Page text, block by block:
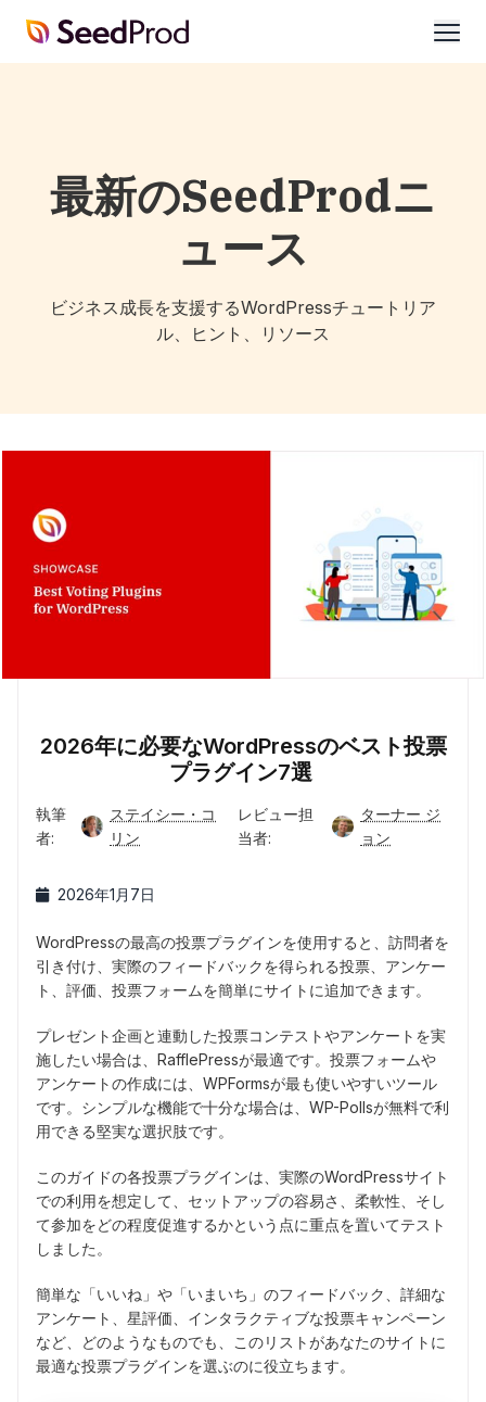
SeedProd
最新のSeedProdニ
ュース
ビジネス成長を支援するWordPressチュートリア
ル、ヒント、リソース
2026年に必要なWordPressのベスト投票
プラグイン7選
執筆
者:
ステイシー・コ
リン
レビュー担
当者:
ターナー ジ
ョン
2026年1月7日
WordPressの最高の投票プラグインを使用すると、訪問者を
引き付け、実際のフィードバックを得られる投票、アンケー
ト、評価、投票フォームを簡単にサイトに追加できます。
プレゼント企画と連動した投票コンテストやアンケートを実
施したい場合は、RafflePressが最適です。投票フォームや
アンケートの作成には、WPFormsが最も使いやすいツール
です。シンプルな機能で十分な場合は、WP-Pollsが無料で利
用できる堅実な選択肢です。
このガイドの各投票プラグインは、実際のWordPressサイト
での利用を想定して、セットアップの容易さ、柔軟性、そし
て参加をどの程度促進するかという点に重点を置いてテスト
しました。
簡単な「いいね」や「いまいち」のフィードバック、詳細な
アンケート、星評価、インタラクティブな投票キャンペーン
など、どのようなものでも、このリストがあなたのサイトに
最適な投票プラグインを選ぶのに役立ちます。